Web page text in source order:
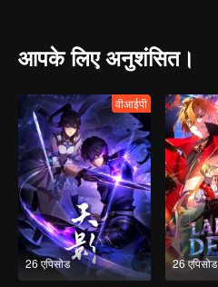
आपके लिए अनुशंसित।
26 एपिसोड
वीआईपी
26 एपिसोड